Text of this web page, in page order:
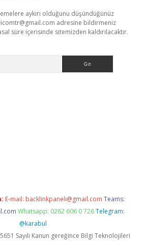
aykırı olduğunu düşündüğünüz
adresine bildirmeniz
süre içerisinde sitemizden kaldırılacaktır.
E-mail: backlinkpaneli@gmail.com Teams:
Whatsapp: 0262 606 0 726 Telegram:
@karabul
Sayılı Kanun gereğince Bilgi Teknolojileri